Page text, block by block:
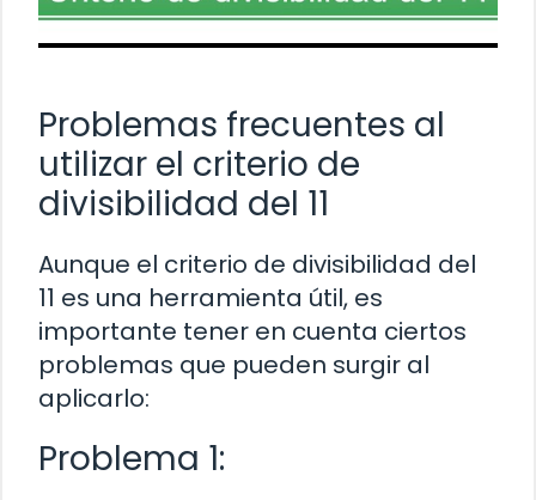
Problemas frecuentes al
utilizar el criterio de
divisibilidad del 11
Aunque el criterio de divisibilidad del
11 es una herramienta útil, es
importante tener en cuenta ciertos
problemas que pueden surgir al
aplicarlo:
Problema 1: